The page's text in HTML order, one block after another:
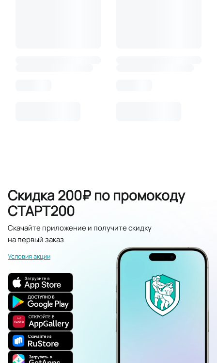
Скидка 200₽ по промокоду
СТАРТ200
Скачайте приложение и получите скидку
на первый заказ
Условия акции